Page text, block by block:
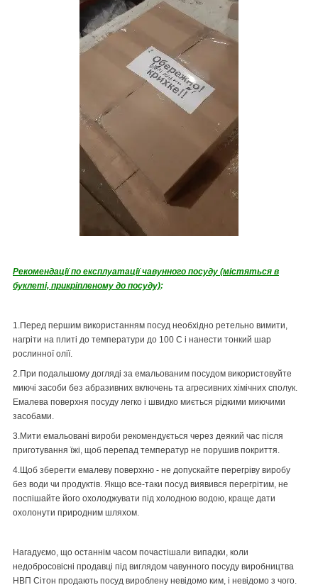
Рекомендації по експлуатації чавунного посуду (містяться в
буклеті, прикріпленому до посуду):
1.Перед першим використанням посуд необхідно ретельно вимити,
нагріти на плиті до температури до 100 С і нанести тонкий шар
рослинної олії.
2.При подальшому догляді за емальованим посудом використовуйте
миючі засоби без абразивних включень та агресивних хімічних сполук.
Емалева поверхня посуду легко і швидко миється рідкими миючими
засобами.
3.Мити емальовані вироби рекомендується через деякий час після
приготування їжі, щоб перепад температур не порушив покриття.
4.Щоб зберегти емалеву поверхню - не допускайте перегріву виробу
без води чи продуктів. Якщо все-таки посуд виявився перегрітим, не
поспішайте його охолоджувати під холодною водою, краще дати
охолонути природним шляхом.
Нагадуємо, що останнім часом почастішали випадки, коли
недобросовісні продавці під виглядом чавунного посуду виробництва
НВП Сітон продають посуд вироблену невідомо ким, і невідомо з чого.